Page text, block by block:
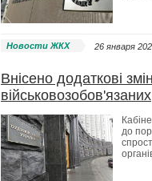
Новости ЖКХ 26 января
Внісено додаткові
військовозобов'язаних
до